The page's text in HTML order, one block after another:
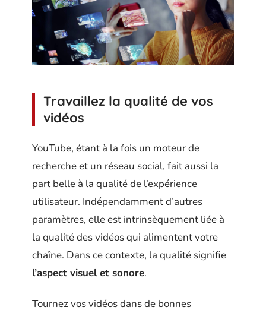
Travaillez la qualité de vos
vidéos
YouTube, étant à la fois un moteur de
recherche et un réseau social, fait aussi la
part belle à la qualité de l’expérience
utilisateur. Indépendamment d’autres
paramètres, elle est intrinsèquement liée à
la qualité des vidéos qui alimentent votre
chaîne. Dans ce contexte, la qualité signifie
l’aspect visuel et sonore.
Tournez vos vidéos dans de bonnes